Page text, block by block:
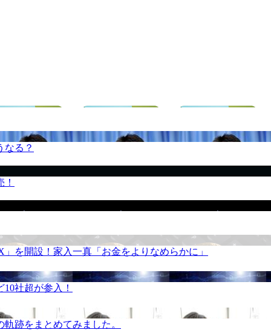
なる？
を開設！家入一真「お金をよりなめらかに」
社超が参入！
跡をまとめてみました。